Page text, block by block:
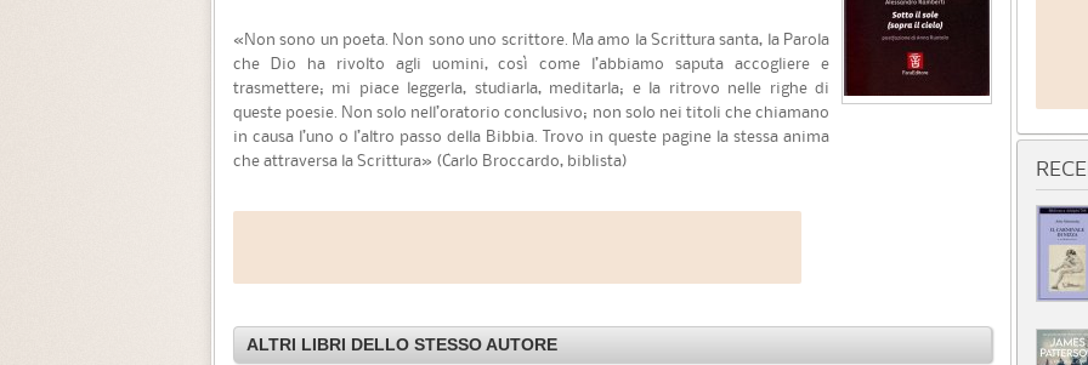
«Non sono un poeta. Non sono uno scrittore. Ma amo la Scrittura santa, la Parola
che Dio ha rivolto agli uomini, così come l’abbiamo saputa accogliere e
trasmettere; mi piace leggerla, studiarla, meditarla; e la ritrovo nelle righe di
queste poesie. Non solo nell’oratorio conclusivo; non solo nei titoli che chiamano
in causa l’uno o l’altro passo della Bibbia. Trovo in queste pagine la stessa anima
che attraversa la Scrittura» (Carlo Broccardo, biblista)
ALTRI LIBRI DELLO STESSO AUTORE